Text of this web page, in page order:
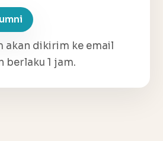
akan dikirim ke email
berlaku 1 jam.